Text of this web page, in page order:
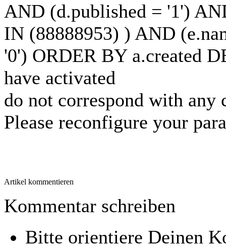
AND (d.published = '1')
IN (88888953) ) AND
'0') ORDER BY a.created
have activated
do not correspond with any
Please reconfigure your
Artikel kommentieren
Kommentar schreiben
Bitte orientiere Deinen